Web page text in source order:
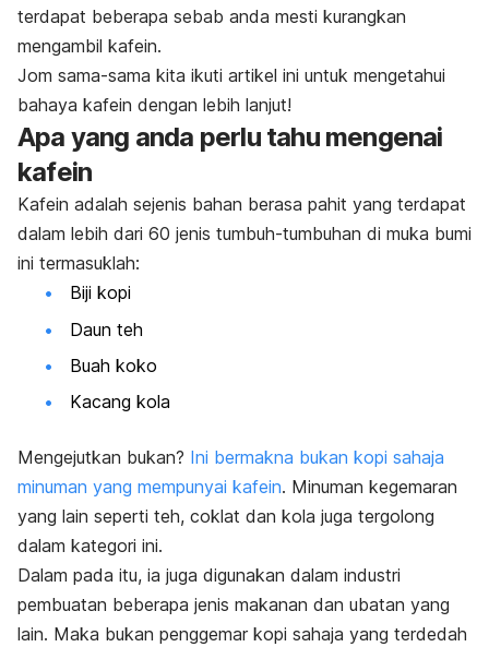
terdapat beberapa sebab anda mesti kurangkan
mengambil kafein.
Jom sama-sama kita ikuti artikel ini untuk mengetahui
bahaya kafein dengan lebih lanjut!
Apa yang anda perlu tahu mengenai
kafein
Kafein adalah sejenis bahan berasa pahit yang terdapat
dalam lebih dari 60 jenis tumbuh-tumbuhan di muka bumi
ini termasuklah:
Biji kopi
Daun teh
Buah koko
Kacang kola
Mengejutkan bukan? Ini bermakna bukan kopi sahaja
minuman yang mempunyai kafein. Minuman kegemaran
yang lain seperti teh, coklat dan kola juga tergolong
dalam kategori ini.
Dalam pada itu, ia juga digunakan dalam industri
pembuatan beberapa jenis makanan dan ubatan yang
lain. Maka bukan penggemar kopi sahaja yang terdedah